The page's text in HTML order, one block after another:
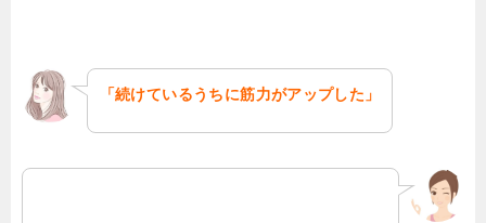
「続けているうちに筋力がアップした」